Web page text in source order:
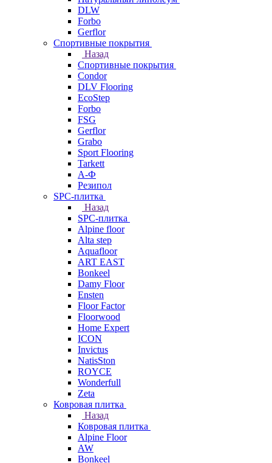
DLW
Forbo
Gerflor
Спортивные покрытия
Назад
Спортивные покрытия
Condor
DLV Flooring
EcoStep
Forbo
FSG
Gerflor
Grabo
Sport Flooring
Tarkett
А-Ф
Резипол
SPC-плитка
Назад
SPC-плитка
Alpine floor
Alta step
Aquafloor
ART EAST
Bonkeel
Damy Floor
Ensten
Floor Factor
Floorwood
Home Expert
ICON
Invictus
NatisSton
ROYCE
Wonderfull
Zeta
Ковровая плитка
Назад
Ковровая плитка
Alpine Floor
AW
Bonkeel